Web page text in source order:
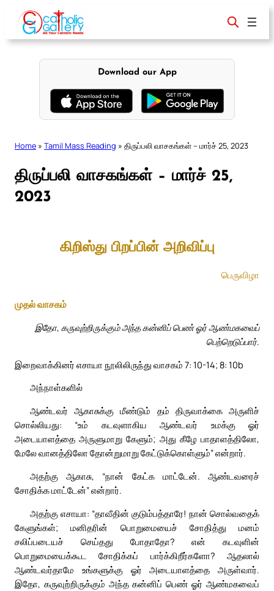
content
Download our App
Home » Tamil Mass Reading » திருப்பலி வாசகங்கள் – மார்ச் 25, 2023
திருப்பலி வாசகங்கள் – மார்ச் 25,
2023
கிறிஸ்து பிறப்பின் அறிவிப்பு
பெருவிழா
முதல் வாசகம்
இதோ, கருவுற்றிருக்கும் அந்த கன்னிப் பெண் ஓர் ஆண்மகவைப்
பெற்றெடுப்பார்.
இறைவாக்கினர் எசாயா நூலிலிருந்து வாசகம் 7: 10-14; 8: 10b
அந்நாள்களில்
ஆண்டவர் ஆகாசுக்கு மீண்டும் தம் திருவாக்கை அருளிச்
சொல்லியது: “உம் கடவுளாகிய ஆண்டவர் உமக்கு ஓர்
அடையாளத்தை அருளுமாறு கேளும்; அது கீழே பாதாளத்திலோ,
மேலே வானத்திலோ தோன்றுமாறு கேட்டுக்கொள்ளும்” என்றார்.
அதற்கு ஆகாசு, “நான் கேட்க மாட்டேன். ஆண்டவரைச்
சோதிக்க மாட்டேன்” என்றார்.
அதற்கு எசாயா: “தாவீதின் குடும்பத்தாரே! நான் சொல்வதைக்
கேளுங்கள்; மனிதரின் பொறுமையைச் சோதித்து மனம்
சலிப்படையச் செய்தது போதாதோ? என் கடவுளின்
பொறுமையைக்கூட சோதிக்கப் பார்க்கிறீர்களோ? ஆதலால்
ஆண்டவர்தாமே உங்களுக்கு ஓர் அடையாளத்தை அருள்வார்.
இதோ, கருவுற்றிருக்கும் அந்த கன்னிப் பெண் ஓர் ஆண்மகவைப்